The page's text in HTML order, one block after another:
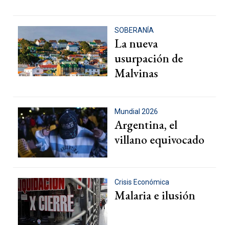
SOBERANÍA
La nueva
usurpación de
Malvinas
Mundial 2026
Argentina, el
villano equivocado
Crisis Económica
Malaria e ilusión